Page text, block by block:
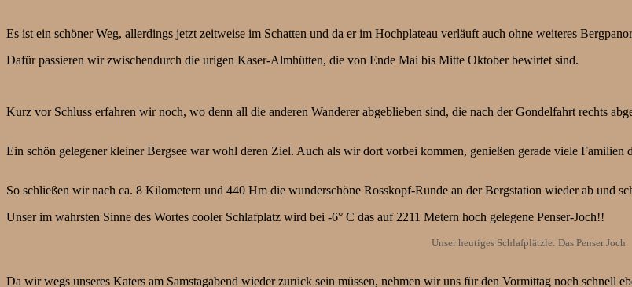
Es ist ein schöner Weg, allerdings jetzt zeitweise im Schatten und da er im Hochplateau verläuft auch ohne weiteres
Dafür passieren wir zwischendurch die urigen Kaser-Almhütten, die von Ende Mai bis Mitte Oktober bewirtet sind.
Kurz vor Schluss erfahren wir noch, wo denn all die anderen Wanderer abgeblieben sind, die nach der Gondelfahrt rechts
Ein schön gelegener kleiner Bergsee war wohl deren Ziel. Auch als wir dort vorbei kommen, genießen gerade viele Familien
So schließen wir nach ca. 8 Kilometern und 440 Hm die wunderschöne Rosskopf-Runde an der Bergstation wieder ab und
Unser im wahrsten Sinne des Wortes cooler Schlafplatz wird bei -6° C das auf 2211 Metern hoch gelegene Penser-Joch!!
Unser heutiges Schlafplätzle: Das Penser Joch
Da wir wegs unseres Katers am Samstagabend wieder zurück sein müssen, nehmen wir uns für den Vormittag noch schnell